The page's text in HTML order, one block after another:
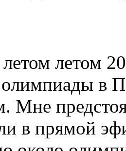
летом
в
Мне
в прямой